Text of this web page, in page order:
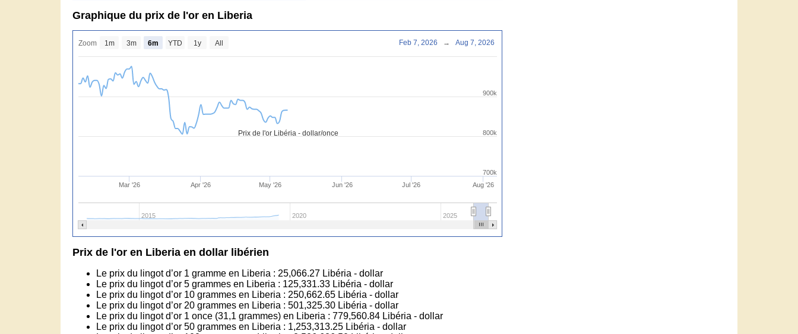
Graphique du prix de l'or en Liberia
Prix de l'or Libéria - dollar/once
Mar '26 Apr '26 May '26 Jun '26 Jul '26 Aug '26
2015 2020 2025
700k
800k
900k
Zoom 1m 3m 6m YTD 1y All Feb 7, 2026 → Aug 7, 2026
Prix de l'or en Liberia en dollar libérien
Le prix du lingot d’or 1 gramme en Liberia : 25,066.27 Libéria - dollar
Le prix du lingot d’or 5 grammes en Liberia : 125,331.33 Libéria - dollar
Le prix du lingot d’or 10 grammes en Liberia : 250,662.65 Libéria - dollar
Le prix du lingot d’or 20 grammes en Liberia : 501,325.30 Libéria - dollar
Le prix du lingot d’or 1 once (31,1 grammes) en Liberia : 779,560.84 Libéria - dollar
Le prix du lingot d’or 50 grammes en Liberia : 1,253,313.25 Libéria - dollar